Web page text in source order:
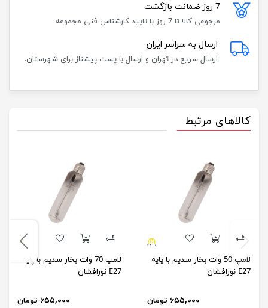
7 روز ضمانت بازگشت
مرجوعی کالا تا 7 روز با تایید کارشناس فنی مجموعه
ارسال به سراسر ایران
ارسال سریع در تهران و ارسال با پست پیشتاز برای شهرستان.
کالاهای مرتبط
لامپ 50 وات بخار سدیم با پایه
E27 نورافشان
۶۵۵,۰۰۰ تومان
لامپ 70 وات بخار سدیم با پایه
E27 نورافشان
۶۵۵,۰۰۰ تومان